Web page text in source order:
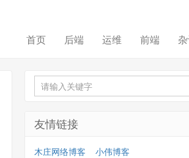
首页 后端 运维 前端
友情链接
木庄网络博客 小伟博客